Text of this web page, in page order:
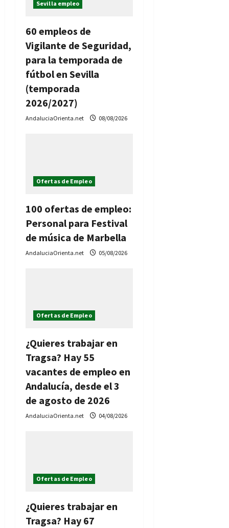
Sevilla empleo
60 empleos de
Vigilante de Seguridad,
para la temporada de
fútbol en Sevilla
(temporada
2026/2027)
AndaluciaOrienta.net 08/08/2026
Ofertas de Empleo
100 ofertas de empleo:
Personal para Festival
de música de Marbella
AndaluciaOrienta.net 05/08/2026
Ofertas de Empleo
¿Quieres trabajar en
Tragsa? Hay 55
vacantes de empleo en
Andalucía, desde el 3
de agosto de 2026
AndaluciaOrienta.net 04/08/2026
Ofertas de Empleo
¿Quieres trabajar en
Tragsa? Hay 67